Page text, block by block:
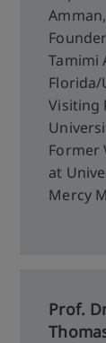
Tamimi
Florida/
Visiting
Former
at
Mercy
Prof.